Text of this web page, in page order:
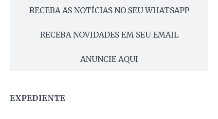
RECEBA AS NOTÍCIAS NO SEU WHATSAPP
RECEBA NOVIDADES EM SEU EMAIL
ANUNCIE AQUI
EXPEDIENTE